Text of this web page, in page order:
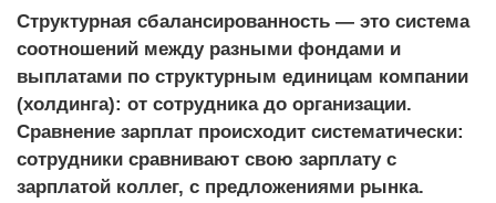
Структурная сбалансированность — это система
соотношений между разными фондами и
выплатами по структурным единицам компании
(холдинга): от сотрудника до организации.
Сравнение зарплат происходит систематически:
сотрудники сравнивают свою зарплату с
зарплатой коллег, с предложениями рынка.